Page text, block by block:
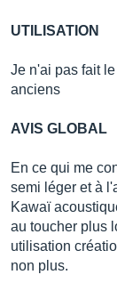
UTILISATION
Je n'ai pas fait
anciens
AVIS GLOBAL
En ce qui me
semi léger et à
Kawaï
au toucher plus
utilisation
non plus.